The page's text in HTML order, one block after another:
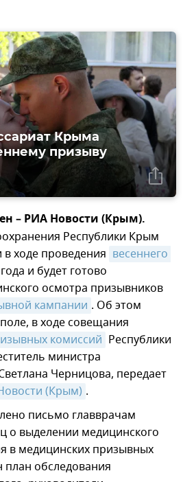
Крыма
призыву
– РИА Новости (Крым).
Республики Крым
в ходе проведения весеннего
и будет готово
осмотра призывников
кампании . Об этом
в ходе совещания
комиссий Республики
министра
Черницова, передает
(Крым) .
письмо главврачам
о выделении медицинского
в медицинских призывных
план обследования